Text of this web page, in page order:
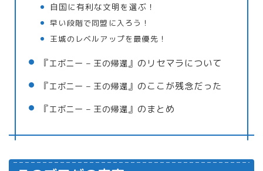
自国に有利な文明を選ぶ！
早い段階で同盟に入ろう！
王城のレベルアップを最優先！
『エボニー – 王の帰還』のリセマラについて
『エボニー – 王の帰還』のここが残念だった
『エボニー – 王の帰還』のまとめ